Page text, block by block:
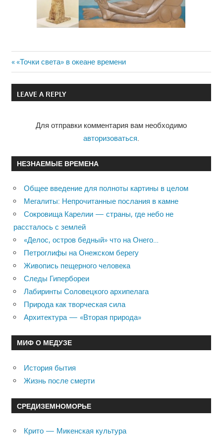
Навигация
по
Previous
Post:
«Точки света» в океане времени
LEAVE A REPLY
Для отправки комментария вам необходимо
авторизоваться.
НЕЗНАЕМЫЕ ВРЕМЕНА
Общее введение для полноты картины в целом
Мегалиты: Непрочитанные послания в камне
Сокровища Карелии — страны, где небо не
рассталось с землей
«Делос, остров бедный» что на Онего…
Петроглифы на Онежском берегу
Живопись пещерного человека
Следы Гипербореи
Лабиринты Соловецкого архипелага
Природа как творческая сила
Архитектура — «Вторая природа»
МИФ О МЕДУЗЕ
История бытия
Жизнь после смерти
СРЕДИЗЕМНОМОРЬЕ
Крито — Микенская культура